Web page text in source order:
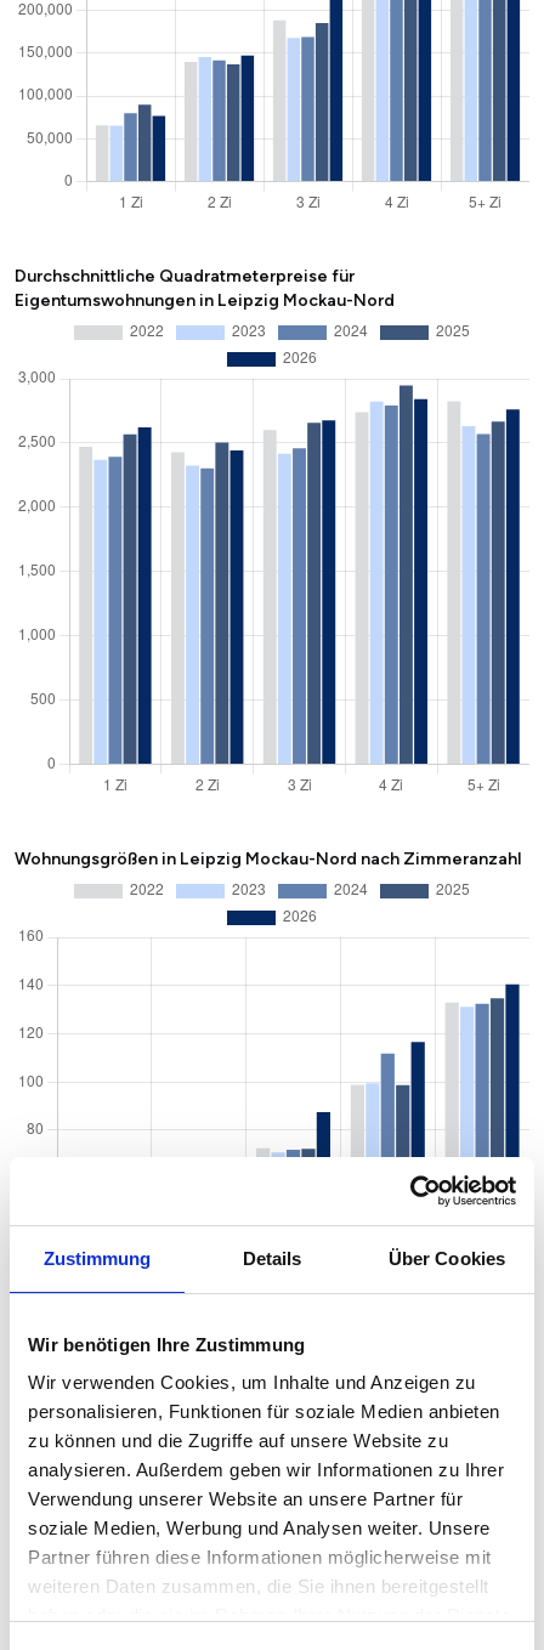
Zustimmung Details Über Cookies
Wir benötigen Ihre Zustimmung
Wir verwenden Cookies, um Inhalte und Anzeigen zu
personalisieren, Funktionen für soziale Medien anbieten
zu können und die Zugriffe auf unsere Website zu
analysieren. Außerdem geben wir Informationen zu Ihrer
Verwendung unserer Website an unsere Partner für
soziale Medien, Werbung und Analysen weiter. Unsere
Partner führen diese Informationen möglicherweise mit
weiteren Daten zusammen, die Sie ihnen bereitgestellt
Durchschnittliche Quadratmeterpreise für
Eigentumswohnungen in Leipzig Mockau-Nord
Wohnungsgrößen in Leipzig Mockau-Nord nach Zimmeranzahl
Quadratmeterpreise in Leipzig Mockau-Nord für
Wohnungen nach Wohnungstyp
Wohnungspreise /m2 2024 2025 2026
zum
2.706 €
+1,63